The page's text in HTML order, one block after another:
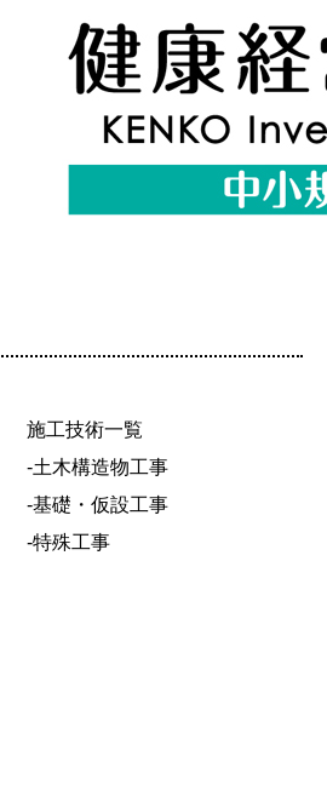
施工技術一覧
-土木構造物工事
-基礎・仮設工事
-特殊工事